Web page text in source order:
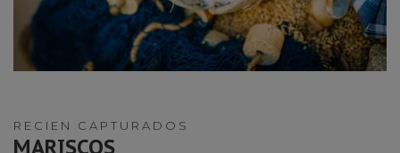
RECIEN CAPTURADOS
MARISCOS